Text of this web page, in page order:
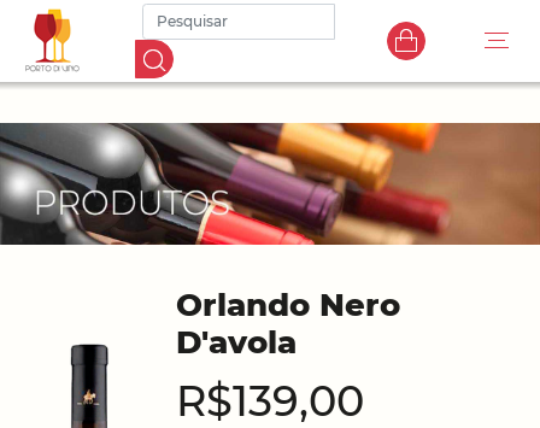
Orlando Nero
D'avola
R$139,00